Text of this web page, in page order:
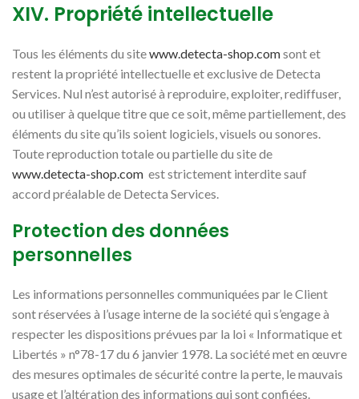
XIV. Propriété intellectuelle
Tous les éléments du sitewww.detecta-shop.comsont et
restent la propriété intellectuelle et exclusive de Detecta
Services. Nul n’est autorisé à reproduire, exploiter, rediffuser,
ou utiliser à quelque titre que ce soit, même partiellement, des
éléments du site qu’ils soient logiciels, visuels ou sonores.
Toute reproduction totale ou partielle du site de
www.detecta-shop.com est strictement interdite sauf
accord préalable de Detecta Services.
Protection des données
personnelles
Les informations personnelles communiquées par le Client
sont réservées à l’usage interne de la société qui s’engage à
respecter les dispositions prévues par la loi « Informatique et
Libertés » n°78-17 du 6 janvier 1978. La société met en œuvre
des mesures optimales de sécurité contre la perte, le mauvais
usage et l’altération des informations qui sont confiées.